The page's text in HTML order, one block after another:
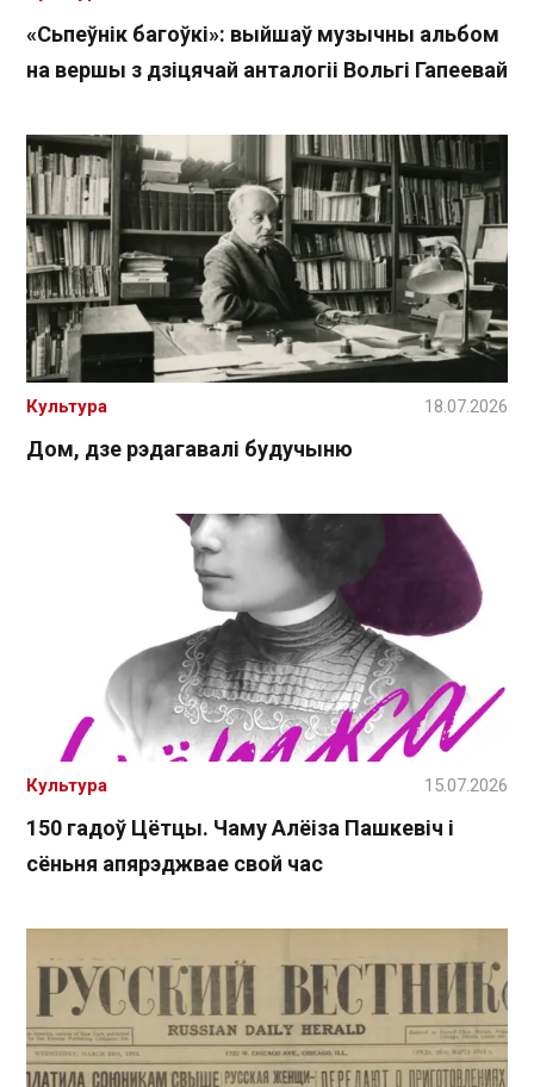
«Сьпеўнік багоўкі»: выйшаў музычны альбом
на вершы з дзіцячай анталогіі Вольгі Гапеевай
Дом, дзе рэдагавалі будучыню
Культура 18.07.2026
150 гадоў Цётцы. Чаму Алёіза Пашкевіч і
сёньня апярэджвае свой час
Культура 15.07.2026